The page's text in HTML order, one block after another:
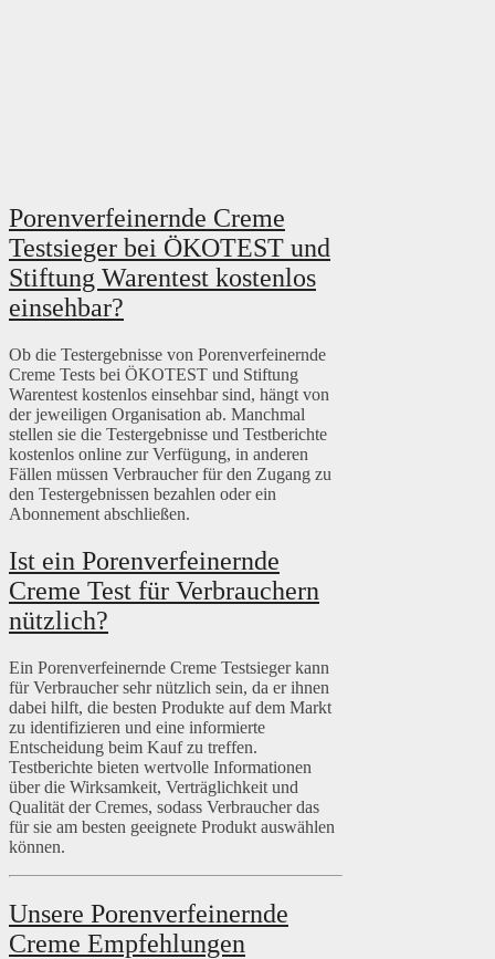
Porenverfeinernde Creme
Testsieger bei ÖKOTEST und
Stiftung Warentest kostenlos
einsehbar?
Ob die Testergebnisse von Porenverfeinernde
Creme Tests bei ÖKOTEST und Stiftung
Warentest kostenlos einsehbar sind, hängt von
der jeweiligen Organisation ab. Manchmal
stellen sie die Testergebnisse und Testberichte
kostenlos online zur Verfügung, in anderen
Fällen müssen Verbraucher für den Zugang zu
den Testergebnissen bezahlen oder ein
Abonnement abschließen.
Ist ein Porenverfeinernde
Creme Test für Verbrauchern
nützlich?
Ein Porenverfeinernde Creme Testsieger kann
für Verbraucher sehr nützlich sein, da er ihnen
dabei hilft, die besten Produkte auf dem Markt
zu identifizieren und eine informierte
Entscheidung beim Kauf zu treffen.
Testberichte bieten wertvolle Informationen
über die Wirksamkeit, Verträglichkeit und
Qualität der Cremes, sodass Verbraucher das
für sie am besten geeignete Produkt auswählen
können.
Unsere Porenverfeinernde
Creme Empfehlungen